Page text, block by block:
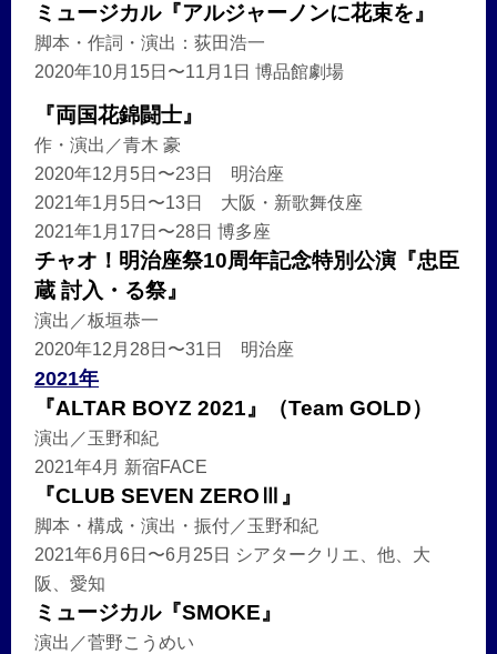
ミュージカル『アルジャーノンに花束を』
脚本・作詞・演出：荻田浩一
2020年10月15日〜11月1日 博品館劇場
『両国花錦闘士』
作・演出／青木 豪
2020年12月5日〜23日 明治座
2021年1月5日〜13日 大阪・新歌舞伎座
2021年1月17日〜28日 博多座
チャオ！明治座祭10周年記念特別公演『忠臣
蔵 討入・る祭』
演出／板垣恭一
2020年12月28日〜31日 明治座
2021年
『ALTAR BOYZ 2021』（Team GOLD）
演出／玉野和紀
2021年4月 新宿FACE
『CLUB SEVEN ZEROⅢ』
脚本・構成・演出・振付／玉野和紀
2021年6月6日〜6月25日 シアタークリエ、他、大
阪、愛知
ミュージカル『SMOKE』
演出／菅野こうめい